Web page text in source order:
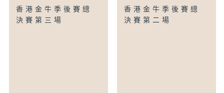
香港金牛季後賽總
決賽第三場
香港金牛季後賽總
決賽第二場